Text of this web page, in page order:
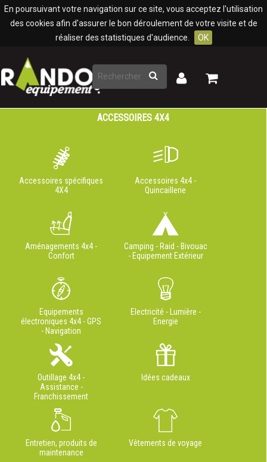
En poursuivant votre navigation sur ce site, vous acceptez l'utilisation
des cookies afin d'assurer le bon déroulement de votre visite et de
réaliser des statistiques d'audience.
OK
Rechercher
Mon
Mon
ACCESSOIRES 4X4
Accessoires spécifiques
4X4
Accessoires 4x4 -
Quincaillerie
Aménagements 4x4 -
Confort
Camping - Raid - Bivouac
- Equipement Extérieur
Equipements
électroniques 4x4 - GPS
- Navigation
Electricité - Lumière -
Energie
Outillage 4x4 -
Assistance -
Franchissement
Idées cadeaux
Entretien, produits de
maintenance
Vêtements de voyage
Panneau de gestion des cookies